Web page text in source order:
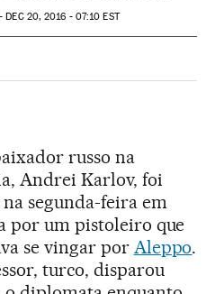
-DEC20, 2016 - 07:10 EST
Sociales
russo na
Andrei Karlov, foi
segunda-feira em
por um pistoleiro que
se vingar por Aleppo.
turco, disparou